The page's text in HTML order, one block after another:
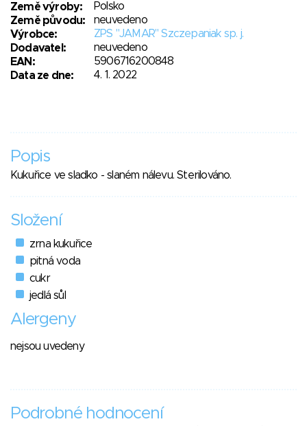
Země výroby:
Polsko
Země původu:
neuvedeno
Výrobce:
ZPS "JAMAR" Szczepaniak sp. j.
Dodavatel:
neuvedeno
EAN:
5906716200848
Data ze dne:
4. 1. 2022
Popis
Kukuřice ve sladko - slaném nálevu. Sterilováno.
Složení
zrna kukuřice
pitná voda
cukr
jedlá sůl
Alergeny
nejsou uvedeny
Podrobné hodnocení